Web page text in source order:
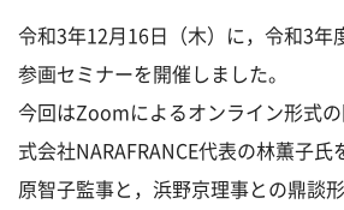
令和3年12月16日（木）に，令和3年
参画セミナーを開催しました。
今回はZoomによるオンライン形式
式会社NARAFRANCE代表の林薫子氏
原智子監事と，浜野京理事との鼎談